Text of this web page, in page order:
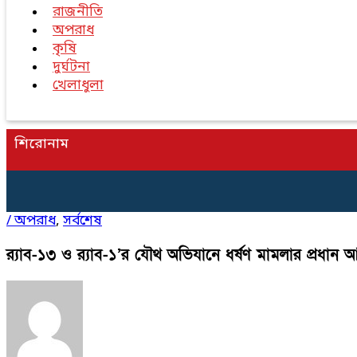
রাজনীতি
অপরাধ
কৃষি
দুর্ঘটনা
খেলাধুলা
শিরোনাম
/অপরাধ, সর্বশেষ
র‍্যাব-১৩ ও র‍্যাব-১’র যৌথ অভিযানে ধর্ষণ মামলার প্রধান